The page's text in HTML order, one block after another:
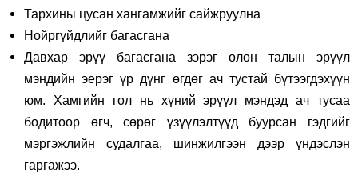
Тархины цусан хангамжийг сайжруулна
Нойргүйдлийг багасгана
Давхар эрүү багасгана зэрэг олон талын эрүүл
мэндийн эерэг үр дүнг өгдөг ач тустай бүтээгдэхүүн
юм. Хамгийн гол нь хүний эрүүл мэндэд ач тусаа
бодитоор өгч, сөрөг үзүүлэлтүүд буурсан гэдгийг
мэргэжлийн судалгаа, шинжилгээн дээр үндэслэн
гаргажээ.